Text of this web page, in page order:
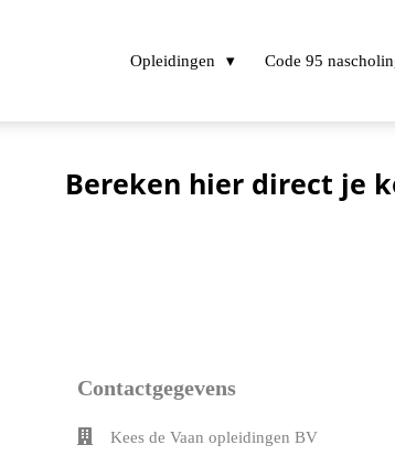
Opleidingen Code 95
Bereken hier direct je
Contactgegevens
Kees de Vaan opleidingen BV